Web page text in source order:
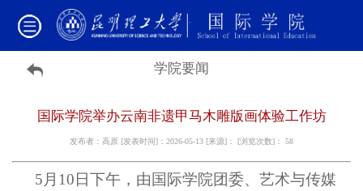
学院要闻
国际学院举办云南非遗甲马木雕版画体验工作坊
发布者：高原 [发表时间]：2026-05-13 [来源]： [浏览次数]： 58
5月10日下午，由国际学院团委、艺术与传媒